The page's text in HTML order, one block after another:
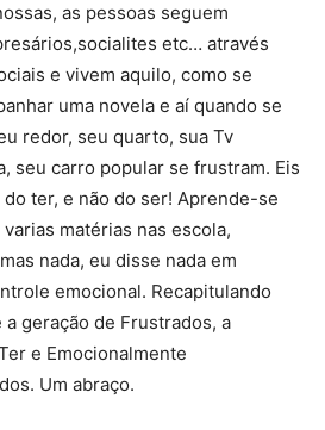
as pessoas seguem
etc… através
e vivem aquilo, como se
uma novela e aí quando se
redor, seu quarto, sua Tv
seu carro popular se frustram. Eis
ter, e não do ser! Aprende-se
matérias nas escola,
nada, eu disse nada em
emocional. Recapitulando
a geração de Frustrados, a
e Emocionalmente
Um abraço.